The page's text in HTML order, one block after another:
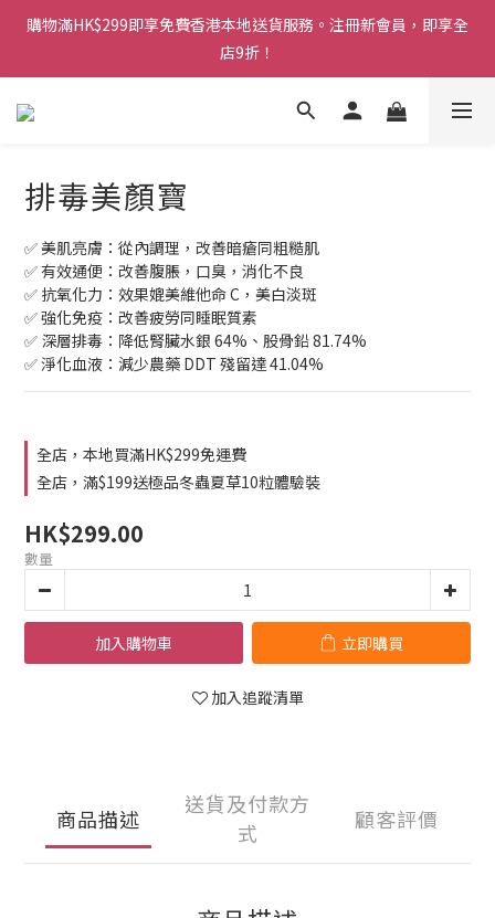
購物滿HK$299即享免費香港本地送貨服務。注冊新會員，即享全
店9折！
購物滿HK$299即享免費香港本地送貨服務。注冊新會員，即享全
店9折！
鑽石會員更享最高85折及積分換禮品等多重優惠！
購物滿HK$299即享免費香港本地送貨服務。注冊新會員，即享全
排毒美顏寶
✅ 美肌亮膚：從內調理，改善暗瘡同粗糙肌
✅ 有效通便：改善腹脹，口臭，消化不良
✅ 抗氧化力：效果媲美維他命 C，美白淡斑
✅ 強化免疫：改善疲勞同睡眠質素
✅ 深層排毒：降低腎臟水銀 64%、股骨鉛 81.74%
✅ 淨化血液：減少農藥 DDT 殘留達 41.04%
全店，本地買滿HK$299免運費
全店，滿$199送極品冬蟲夏草10粒體驗裝
HK$299.00
數量
加入購物車 立即購買
加入追蹤清單
商品描述
送貨及付款方
式
顧客評價